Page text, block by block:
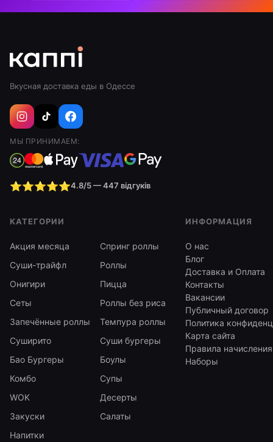
Вкусная доставка еды в Одессе
МЫ ПРИНИМАЕМ:
⭐⭐⭐⭐⭐4.8/5 — 447 відгуків
КАТЕГОРИИ
Акция месяца
Спринг роллы
Суши-трайфл
Роллы
Онигири
Пицца
Сеты
Роллы без риса
Запечённые роллы
Темпура роллы
Суширито
Суши бургеры
Бао Бургеры
Боулы
Комбо
Супы
WOK
Десерты
Закуски
Салаты
Напитки
ИНФОРМАЦИЯ
О нас
Блог
Доставка и Оплата
Контакты
Вакансии
Публичный договор
Политика
Карта сайта
Правила
Наборы